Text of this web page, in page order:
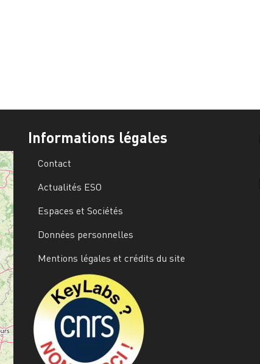
Informations légales
Contact
Actualités ESO
Espaces et Sociétés
Données personnelles
Mentions légales et crédits du site